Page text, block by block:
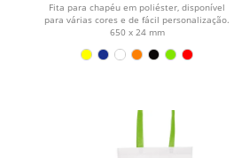
Fita para chapéu em poliéster, disponível
para várias cores e de fácil personalização.
650 x 24 mm